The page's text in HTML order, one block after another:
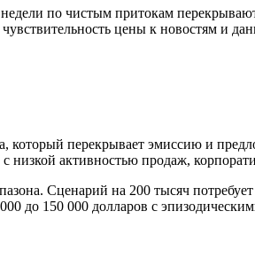
по чистым притокам
цены к новостям и
который перекрывает эмиссию и
низкой активностью продаж,
Сценарий на 200 тысяч
до 150 000 долларов с